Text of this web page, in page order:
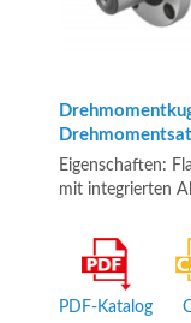
Eigenschaften:
mit integrierten
PDF-Katalog